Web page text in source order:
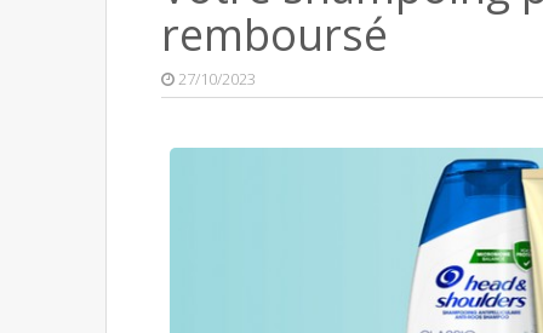
remboursé
27/10/2023